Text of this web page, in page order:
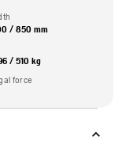
/ 850 mm
/ 510 kg
force